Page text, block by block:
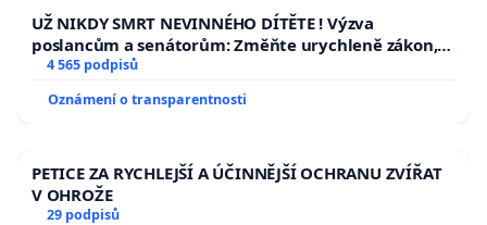
UŽ NIKDY SMRT NEVINNÉHO DÍTĚTE ! Výzva
poslancům a senátorům: Změňte urychleně zákon,
aby se tragédie malé Viktorky už nemohla opakovat!
4 565 podpisů
Oznámení o transparentnosti
PETICE ZA RYCHLEJŠÍ A ÚČINNĚJŠÍ OCHRANU ZVÍŘAT
V OHROŽE
29 podpisů